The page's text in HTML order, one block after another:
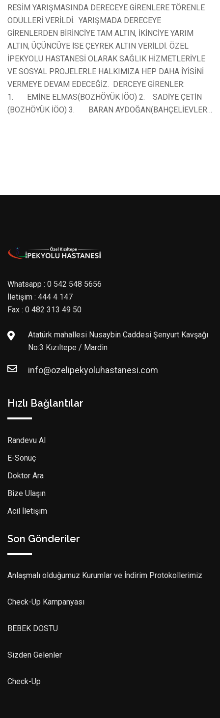
RESİM YARIŞMASINDA DERECEYE GİRENLERE TÖRENLE
ÖDÜLLERİ VERİLDİ. YARIŞMADA DERECEYE
GİRENLERDEN BİRİNCİYE TAM ALTIN, İKİNCİYE YARIM
ALTIN, ÜÇÜNCÜYE İSE ÇEYREK ALTIN VERİLDİ. ÖZEL
İPEKYOLU HASTANESİ OLARAK SAĞLIK HİZMETLERİYLE
VE SOSYAL PROJELERLE HALKIMIZA HEP DAHA İYİSİNİ
VERMEYE DEVAM EDECEĞİZ. DERCEYE GİRENLER:
1. EMİNE ELMAS(BOZHÖYÜK İÖO) 2. SADİYE ÇETİN
(BOZHÖYÜK İÖO) 3. BARAN AYDOĞAN(BAHÇELİEVLER…
Whatsapp : 0 542 548 5656
İletişim : 444 4 147
Fax : 0 482 313 49 50
Atatürk mahallesi Nusaybin Caddesi Şenyurt Kavşağı
No:3 Kızıltepe / Mardin
info@ozelipekyoluhastanesi.com
Hızlı Bağlantılar
Randevu Al
E-Sonuç
Doktor Ara
Bize Ulaşın
Acil İletişim
Son Gönderiler
Anlaşmalı olduğumuz Kurumlar ve İndirim Protokollerimiz
Check-Up Kampanyası
BEBEK DOSTU
Sizden Gelenler
Check-Up